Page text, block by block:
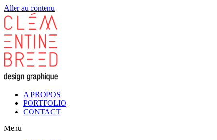
Aller au contenu
A PROPOS
PORTFOLIO
CONTACT
Menu